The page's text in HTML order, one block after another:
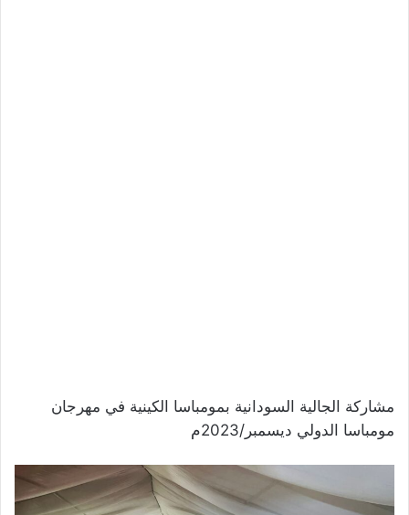
مشاركة الجالية السودانية بمومباسا الكينية في مهرجان
مومباسا الدولي ديسمبر/2023م